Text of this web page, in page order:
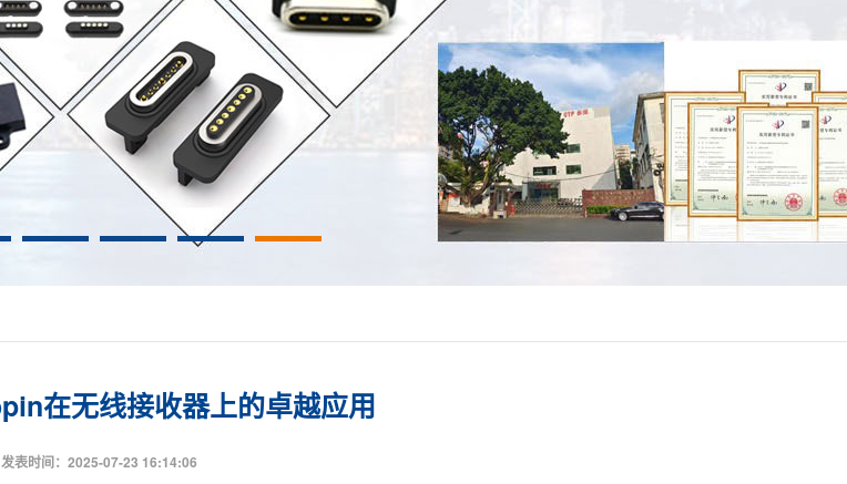
在无线接收器上的卓越应用
发表时间：2025-07-23 16:14:06